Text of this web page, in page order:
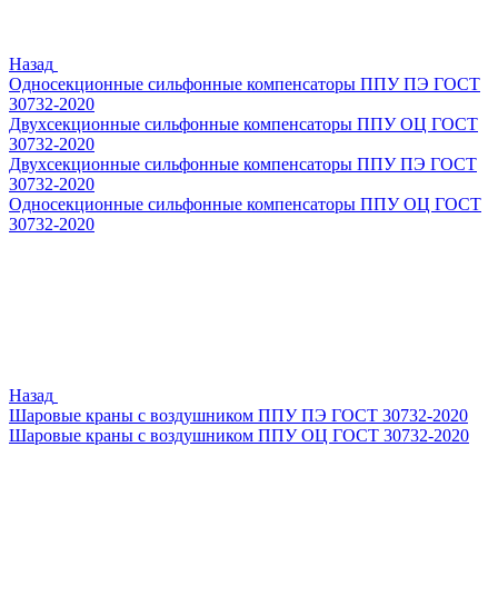
Назад
Односекционные сильфонные компенсаторы ППУ ПЭ ГОСТ
30732-2020
Двухсекционные сильфонные компенсаторы ППУ ОЦ ГОСТ
30732-2020
Двухсекционные сильфонные компенсаторы ППУ ПЭ ГОСТ
30732-2020
Односекционные сильфонные компенсаторы ППУ ОЦ ГОСТ
30732-2020
Назад
Шаровые краны с воздушником ППУ ПЭ ГОСТ 30732-2020
Шаровые краны с воздушником ППУ ОЦ ГОСТ 30732-2020